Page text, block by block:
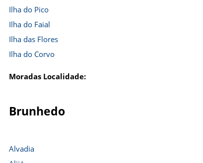
Ilha do Pico
Ilha do Faial
Ilha das Flores
Ilha do Corvo
Moradas Localidade:
Brunhedo
Alvadia